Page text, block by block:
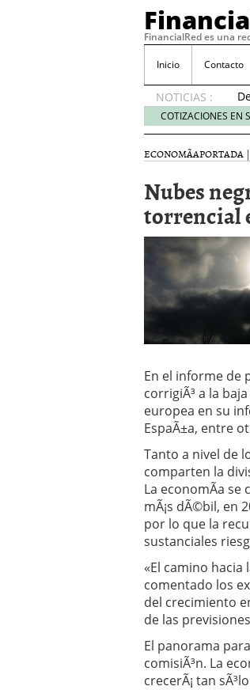
FinancialRed es una
Inicio Contacto
NOTICIAS :
a
la
29/
26/
COTIZACIONES EN
ECONOMÃ­APORTADA |
Nubes
torrencial
En el informe de
corrigiÃ³ a la
europea en su
EspaÃ±a, entre
Tanto a nivel de
comparten la
La economÃ­a se
mÃ¡s dÃ©bil, en
por lo que la
sustanciales
«El camino hacia
comentado los
del crecimiento
de las
El panorama
comisiÃ³n. La
crecerÃ¡ tan